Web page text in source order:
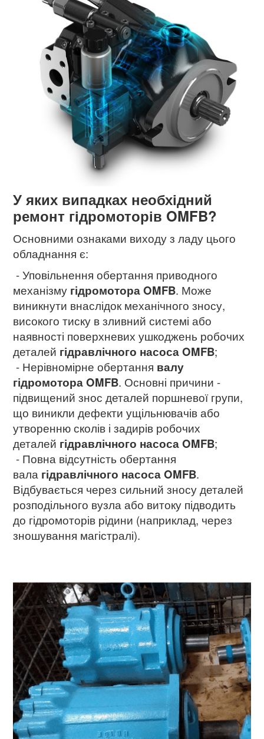
У яких випадках необхідний
ремонт гідромоторів OMFB?
Основними ознаками виходу з ладу цього
обладнання є:
- Уповільнення обертання приводного
механізму гідромотораOMFB. Може
виникнути внаслідок механічного зносу,
високого тиску в зливний системі або
наявності поверхневих ушкоджень робочих
деталей гідравлічного насоса OMFB;
- Нерівномірне обертання валу
гідромотора OMFB. Основні причини -
підвищений знос деталей поршневої групи,
що виникли дефекти ущільнювачів або
утворенню сколів і задирів робочих
деталей гідравлічного насосаOMFB;
- Повна відсутність обертання
вала гідравлічного насосаOMFB.
Відбувається через сильний зносу деталей
розподільного вузла або витоку підводить
до гідромоторів рідини (наприклад, через
зношування магістралі).